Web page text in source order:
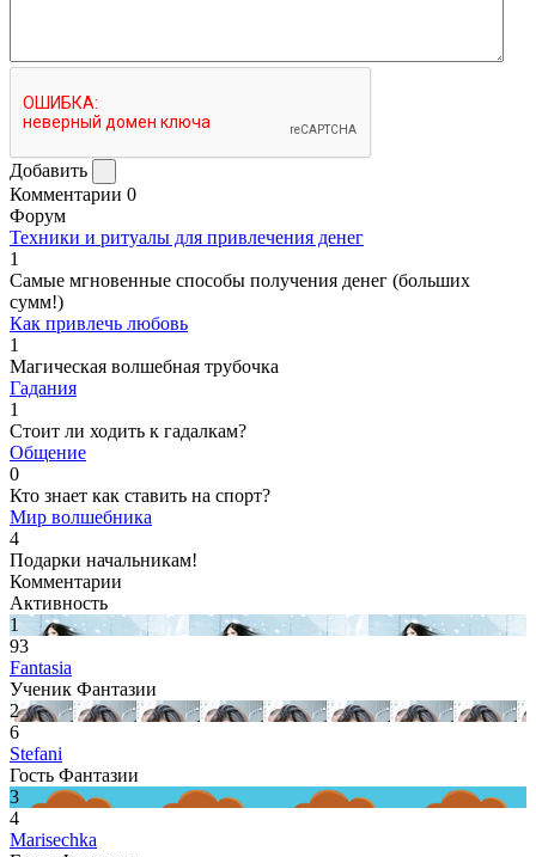
Добавить
Комментарии 0
Форум
Техники и ритуалы для привлечения денег
1
Самые мгновенные способы получения денег (больших
сумм!)
Как привлечь любовь
1
Магическая волшебная трубочка
Гадания
1
Стоит ли ходить к гадалкам?
Общение
0
Кто знает как ставить на спорт?
Мир волшебника
4
Подарки начальникам!
Комментарии
Активность
1
93
Fantasia
Ученик Фантазии
2
6
Stefani
Гость Фантазии
3
4
Marisechka